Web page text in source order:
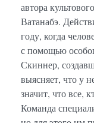
автора
Ватанабэ.
году, когда
с помощью
Скиннер,
выясняет, что у
значит, что все,
Команда